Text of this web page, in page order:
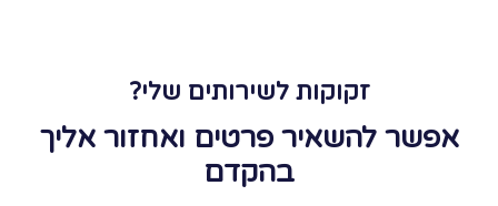
זקוקות לשירותים שלי?
אפשר להשאיר פרטים ואחזור אליך
בהקדם